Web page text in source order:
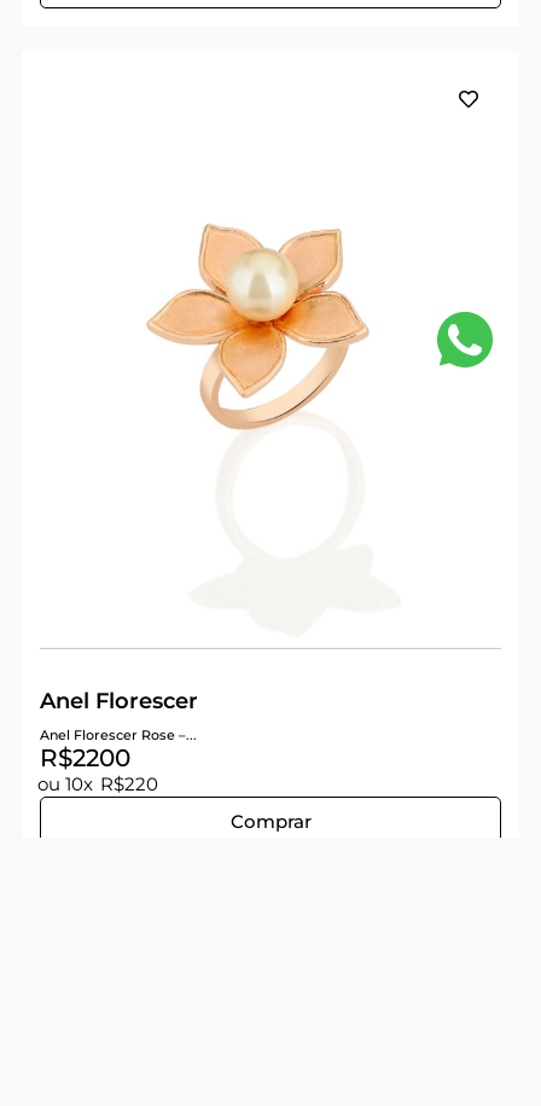
Anel Florescer
Anel Florescer Rose –...
R$2200
ou 10x R$220
Comprar